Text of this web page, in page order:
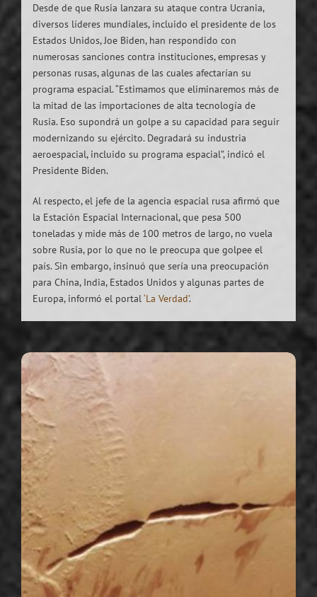
Desde de que Rusia lanzara su ataque contra Ucrania,
diversos líderes mundiales, incluido el presidente de los
Estados Unidos, Joe Biden, han respondido con
numerosas sanciones contra instituciones, empresas y
personas rusas, algunas de las cuales afectarían su
programa espacial. “Estimamos que eliminaremos más de
la mitad de las importaciones de alta tecnología de
Rusia. Eso supondrá un golpe a su capacidad para seguir
modernizando su ejército. Degradará su industria
aeroespacial, incluido su programa espacial”, indicó el
Presidente Biden.
Al respecto, el jefe de la agencia espacial rusa afirmó que
la Estación Espacial Internacional, que pesa 500
toneladas y mide más de 100 metros de largo, no vuela
sobre Rusia, por lo que no le preocupa que golpee el
país. Sin embargo, insinuó que sería una preocupación
para China, India, Estados Unidos y algunas partes de
Europa, informó el portal‘La Verdad’.